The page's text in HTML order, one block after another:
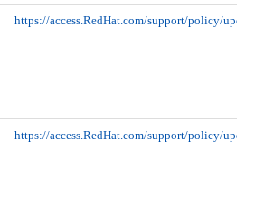
https://access.RedHat.com/support/policy/
https://access.RedHat.com/support/policy/